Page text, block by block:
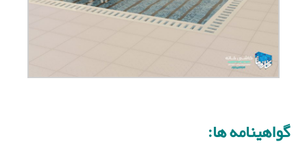
گواهینامه ها: